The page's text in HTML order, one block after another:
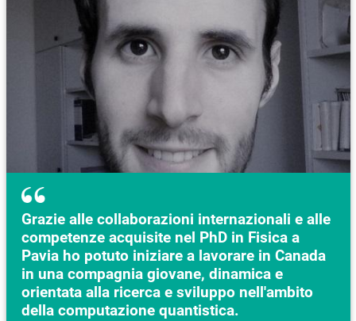
Grazie alle collaborazioni internazionali e alle
competenze acquisite nel PhD in Fisica a
Pavia ho potuto iniziare a lavorare in Canada
in una compagnia giovane, dinamica e
orientata alla ricerca e sviluppo nell'ambito
della computazione quantistica.